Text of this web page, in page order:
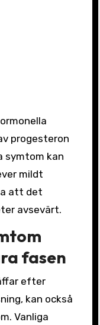
progesteron
symtom kan
mildt
att det
avsevärt.
fasen
efter
kan också
Vanliga